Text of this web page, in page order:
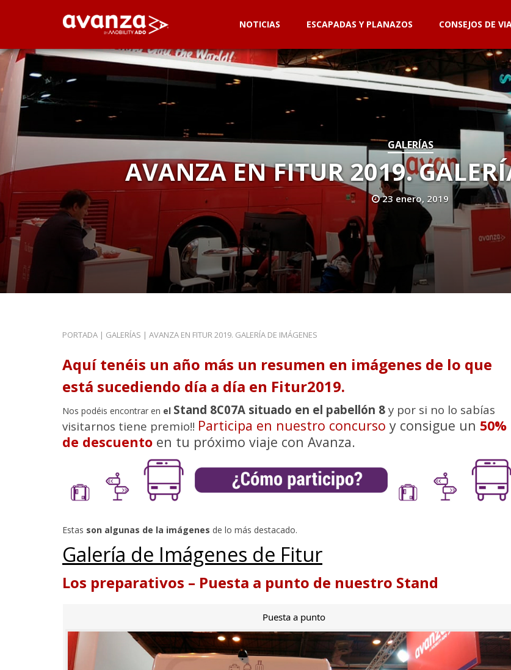
NOTICIAS ESCAPADAS Y PLANAZOS CONSEJOS DE
GALERÍAS
AVANZA EN FITUR 2019.
23 enero, 2019
PORTADA | GALERÍAS | AVANZA EN FITUR 2019. GALERÍA DE IMÁGENES
Aquí tenéis un año más un resumen en imágenes de lo que
está sucediendo día a día en Fitur2019.
Nos podéis encontrar en el Stand 8C07A situado en el pabellón 8 y por si no lo sabías
visitarnos tiene premio!! Participa en nuestro concurso y consigue un 50%
de descuento en tu próximo viaje con Avanza.
Estas son algunas de la imágenes de lo más destacado.
Galería de Imágenes de Fitur
Los preparativos – Puesta a punto de nuestro Stand
Puesta a punto